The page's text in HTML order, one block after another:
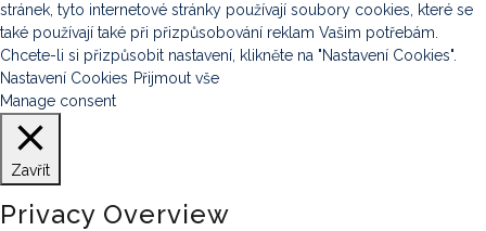
stránek, tyto internetové stránky používají soubory cookies, které se
také používají také při přizpůsobování reklam Vašim potřebám.
Chcete-li si přizpůsobit nastavení, klikněte na "Nastavení Cookies".
Nastavení Cookies Přijmout vše
Manage consent
Zavřít
Privacy Overview